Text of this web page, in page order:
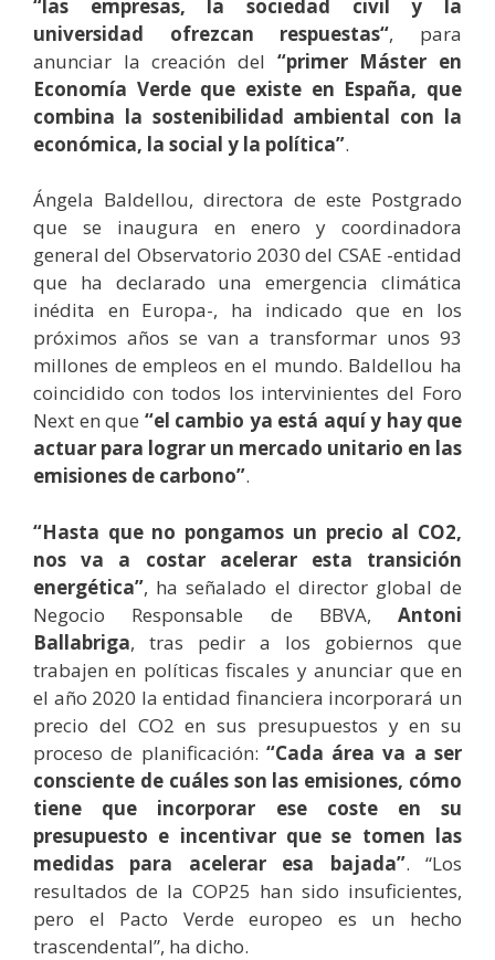
“las empresas, la sociedad civil y la
universidad ofrezcan respuestas“, para
anunciar la creación del “primer Máster en
Economía Verde que existe en España, que
combina la sostenibilidad ambiental con la
económica, la social y la política”.
Ángela Baldellou, directora de este Postgrado
que se inaugura en enero y coordinadora
general del Observatorio 2030 del CSAE -entidad
que ha declarado una emergencia climática
inédita en Europa-, ha indicado que en los
próximos años se van a transformar unos 93
millones de empleos en el mundo. Baldellou ha
coincidido con todos los intervinientes del Foro
Next en que “el cambio ya está aquí y hay que
actuar para lograr un mercado unitario en las
emisiones de carbono”.
“Hasta que no pongamos un precio al CO2,
nos va a costar acelerar esta transición
energética”, ha señalado el director global de
Negocio Responsable de BBVA, Antoni
Ballabriga, tras pedir a los gobiernos que
trabajen en políticas fiscales y anunciar que en
el año 2020 la entidad financiera incorporará un
precio del CO2 en sus presupuestos y en su
proceso de planificación: “Cada área va a ser
consciente de cuáles son las emisiones, cómo
tiene que incorporar ese coste en su
presupuesto e incentivar que se tomen las
medidas para acelerar esa bajada”. “Los
resultados de la COP25 han sido insuficientes,
pero el Pacto Verde europeo es un hecho
trascendental”, ha dicho.